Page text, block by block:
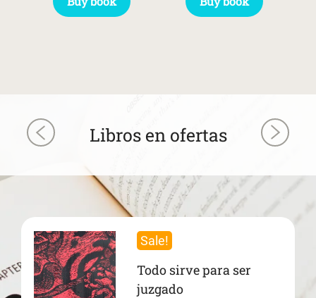
Libros en ofertas
Sale!
Todo sirve para ser
juzgado